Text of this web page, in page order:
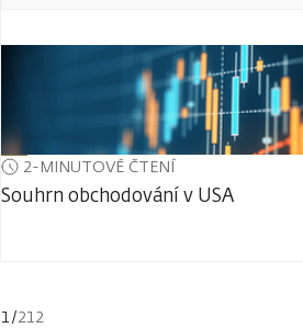
2-MINUTOVÉ ČTENÍ
Souhrn obchodování v USA
1/212